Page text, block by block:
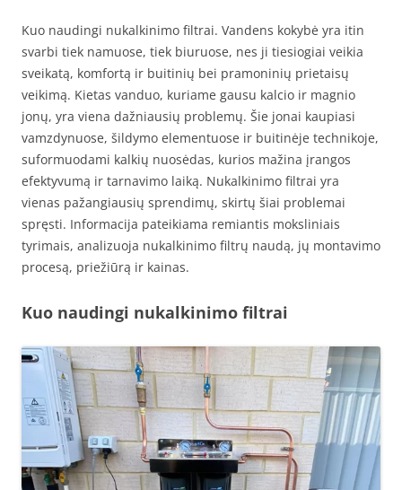
Kuo naudingi nukalkinimo filtrai. Vandens kokybė yra itin
svarbi tiek namuose, tiek biuruose, nes ji tiesiogiai veikia
sveikatą, komfortą ir buitinių bei pramoninių prietaisų
veikimą. Kietas vanduo, kuriame gausu kalcio ir magnio
jonų, yra viena dažniausių problemų. Šie jonai kaupiasi
vamzdynuose, šildymo elementuose ir buitinėje technikoje,
suformuodami kalkių nuosėdas, kurios mažina įrangos
efektyvumą ir tarnavimo laiką. Nukalkinimo filtrai yra
vienas pažangiausių sprendimų, skirtų šiai problemai
spręsti. Informacija pateikiama remiantis moksliniais
tyrimais, analizuoja nukalkinimo filtrų naudą, jų montavimo
procesą, priežiūrą ir kainas.
Kuo naudingi nukalkinimo filtrai